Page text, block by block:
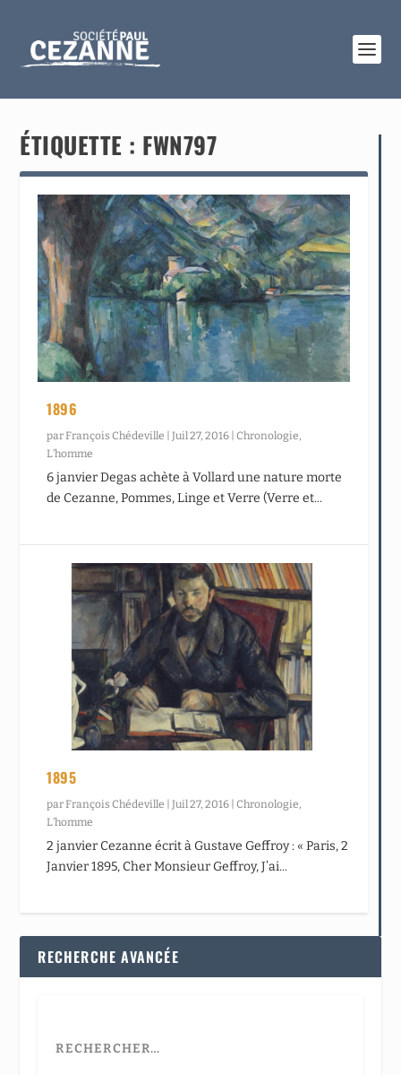
ÉTIQUETTE : FWN797
1896
par François Chédeville |Juil 27, 2016 |Chronologie
L’homme
6 janvier Degas achète à Vollard une nature morte
de Cezanne, Pommes, Linge et Verre (Verre et...
1895
par François Chédeville |Juil 27, 2016 |Chronologie
L’homme
2 janvier Cezanne écrit à Gustave Geffroy : « Paris, 2
Janvier 1895, Cher Monsieur Geffroy, J’ai...
RECHERCHE AVANCÉE